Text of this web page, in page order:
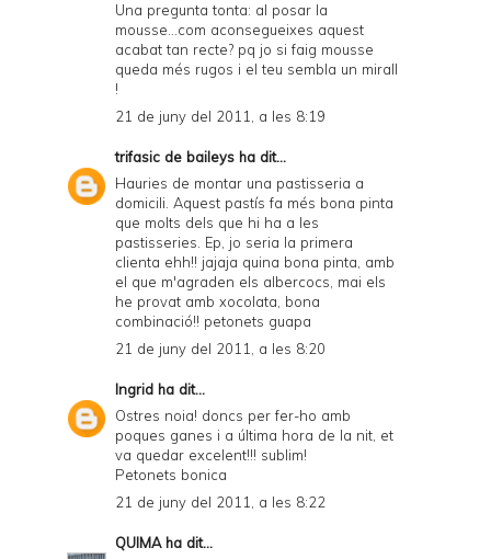
Una pregunta tonta: al posar la
mousse...com aconsegueixes aquest
acabat tan recte? pq jo si faig mousse
queda més rugos i el teu sembla un mirall
!
21 de juny del 2011, a les 8:19
trifasic de baileys ha dit...
Hauries de montar una pastisseria a
domicili. Aquest pastís fa més bona pinta
que molts dels que hi ha a les
pastisseries. Ep, jo seria la primera
clienta ehh!! jajaja quina bona pinta, amb
el que m'agraden els albercocs, mai els
he provat amb xocolata, bona
combinació!! petonets guapa
21 de juny del 2011, a les 8:20
Ingrid ha dit...
Ostres noia! doncs per fer-ho amb
poques ganes i a última hora de la nit, et
va quedar excelent!!! sublim!
Petonets bonica
21 de juny del 2011, a les 8:22
QUIMAha dit...